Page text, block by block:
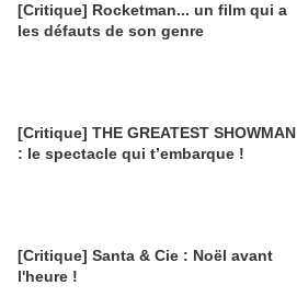
[Critique] Rocketman... un film qui a
les défauts de son genre
[Critique] THE GREATEST SHOWMAN
: le spectacle qui t’embarque !
[Critique] Santa & Cie : Noël avant
l'heure !